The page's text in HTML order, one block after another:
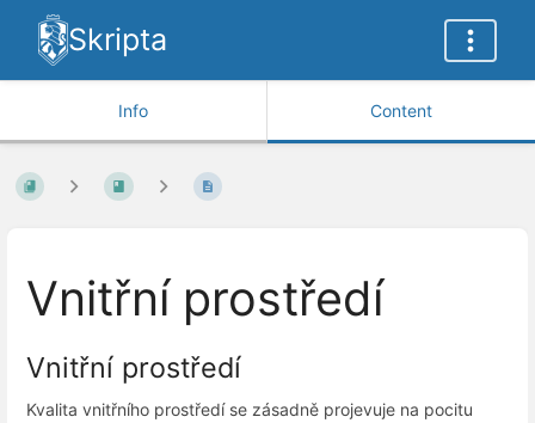
Skripta
Info Content
Vnitřní prostředí
Vnitřní prostředí
Kvalita vnitřního prostředí se zásadně projevuje na pocitu